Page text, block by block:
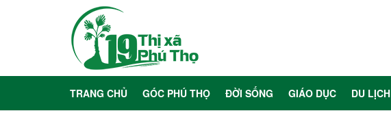
TRANG CHỦ GÓC PHÚ THỌ ĐỜI SỐNG GIÁO DỤC DU LỊCH